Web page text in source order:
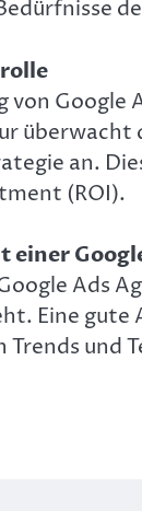
Google
überwacht
an.
(ROI).
Ads
Eine
Trends